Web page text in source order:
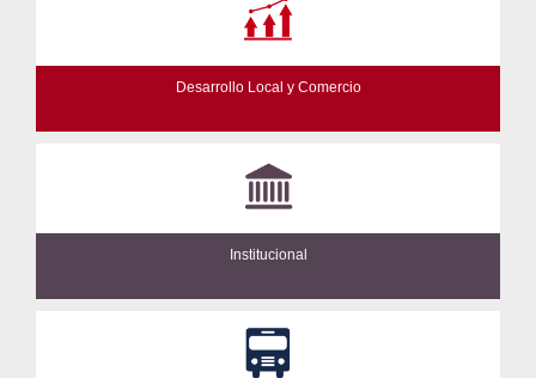
Desarrollo Local y Comercio
Institucional